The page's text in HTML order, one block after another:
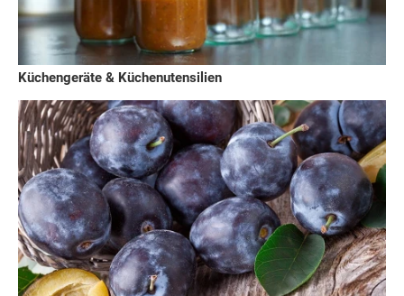
Küchengeräte & Küchenutensilien